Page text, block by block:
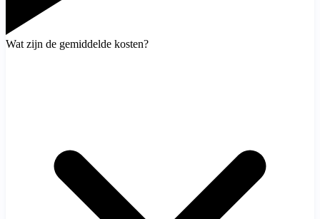
Wat zijn de gemiddelde kosten?